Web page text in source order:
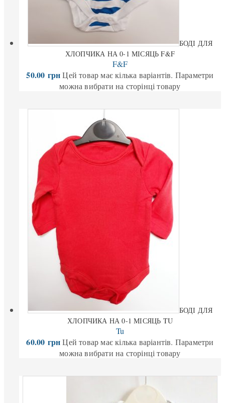
БОДІ ДЛЯ
ХЛОПЧИКА НА 0-1 МІСЯЦЬ F&F
F&F
50.00 грн Цей товар має кілька варіантів. Параметри
можна вибрати на сторінці товару
БОДІ ДЛЯ
ХЛОПЧИКА НА 0-1 МІСЯЦЬ TU
Tu
60.00 грн Цей товар має кілька варіантів. Параметри
можна вибрати на сторінці товару